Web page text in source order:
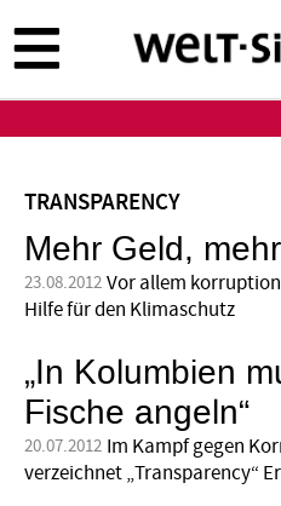
zum
Inhalt
TRANSPARENCY
Mehr Geld,
23.08.2012 Vor allem
Hilfe für den Klimaschutz
„In Kolumbien
Fische angeln“
20.07.2012 Im Kampf gegen
verzeichnet „Transparency“